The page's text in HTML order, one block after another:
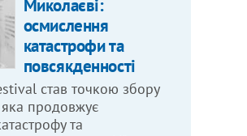
Миколаєві:
осмислення
катастрофи та
повсякденності
став точкою збору
яка продовжує
та